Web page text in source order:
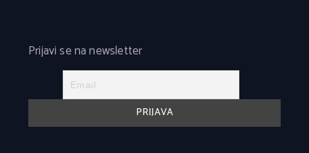
Prijavi se na newsletter